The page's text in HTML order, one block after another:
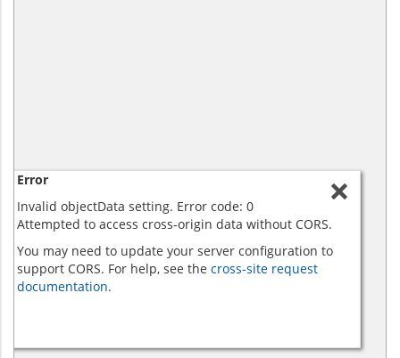
Error
Invalid objectData setting. Error code: 0
Attempted to access cross-origin data without CORS.
You may need to update your server configuration to
support CORS. For help, see the cross-site request
documentation.